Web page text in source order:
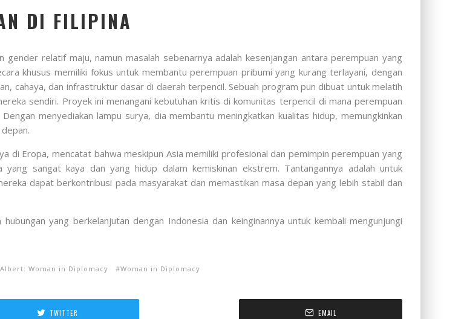
DI FILIPINA
relatif maju, namun masalah sebenarnya adalah kesenjangan antara perempuan yang
khusus memiliki fokus untuk membantu perempuan pribumi yang kurang terlayani, dengan
cahaya, dan infrastruktur dasar di daerah terpencil. Sebuah program pun dibuat untuk melatih
sendiri. Proyek ini menangani kebutuhan kritis di komunitas terpencil di mana perempuan
menyediakan lampu surya, dia membantu meningkatkan kualitas hidup, memungkinkan
di Eropa, mencatat bahwa meskipun Asia memiliki profesional dan pemimpin perempuan yang
sangat kaya dan yang hidup dalam kemiskinan ekstrem. Tantangannya adalah untuk
dapat berkontribusi pada masyarakat dan memastikan masa depan yang lebih stabil dan
yang berkelanjutan dengan Indonesia dan keinginannya untuk kembali mengunjungi
Woman in Diplomacy Woman in Diplomacy
TWITTER EMAIL